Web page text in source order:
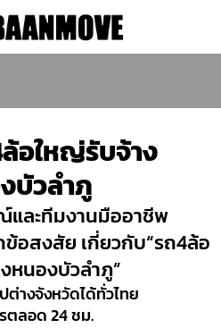
อใหญ่รับจ้าง
บัวลำภู
และทีมงานมืออาชีพ
อสงสัย เกี่ยวกับ“รถ4ล้อ
หนองบัวลำภู”
ต่างจังหวัดได้ทั่วไทย
ตลอด 24 ชม.